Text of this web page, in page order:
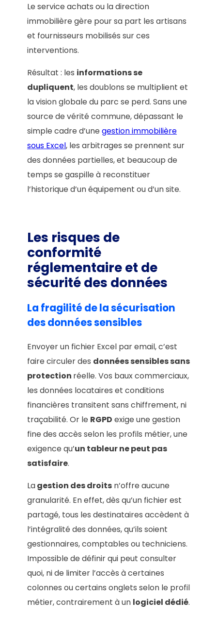
Le service achats ou la direction
immobilière gère pour sa part les artisans
et fournisseurs mobilisés sur ces
interventions.
Résultat : les informations se
dupliquent, les doublons se multiplient et
la vision globale du parc se perd. Sans une
source de vérité commune, dépassant le
simple cadre d’unegestion immobilière
sous Excel, les arbitrages se prennent sur
des données partielles, et beaucoup de
temps se gaspille à reconstituer
l’historique d’un équipement ou d’un site.
Les risques de
conformité
réglementaire et de
sécurité des données
La fragilité de la sécurisation
des données sensibles
Envoyer un fichier Excel par email, c’est
faire circuler des données sensibles sans
protection réelle. Vos baux commerciaux,
les données locataires et conditions
financières transitent sans chiffrement, ni
traçabilité. Or le RGPD exige une gestion
fine des accès selon les profils métier, une
exigence qu’un tableur ne peut pas
satisfaire.
Lagestion des droits n’offre aucune
granularité. En effet, dès qu’un fichier est
partagé, tous les destinataires accèdent à
l’intégralité des données, qu’ils soient
gestionnaires, comptables ou techniciens.
Impossible de définir qui peut consulter
quoi, ni de limiter l’accès à certaines
colonnes ou certains onglets selon le profil
métier, contrairement à un logiciel dédié.